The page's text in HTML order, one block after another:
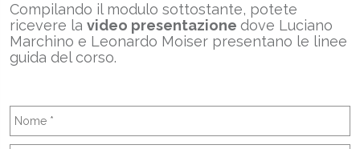
Compilando il modulo sottostante, potete
ricevere la video presentazione dove Luciano
Marchino e Leonardo Moiser presentano le linee
guida del corso.